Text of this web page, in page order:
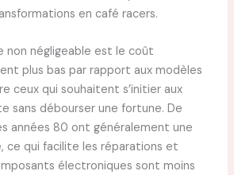
en café racers.
non négligeable est le coût
plus bas par rapport aux modèles
ceux qui souhaitent s’initier aux
sans débourser une fortune. De
années 80 ont généralement une
ce qui facilite les réparations et
électroniques sont moins